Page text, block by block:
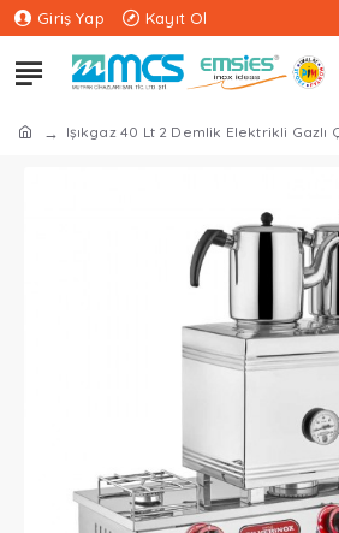
Giriş Yap Kayıt Ol
Işıkgaz 40 Lt 2 Demlik Elektrikli Gazlı